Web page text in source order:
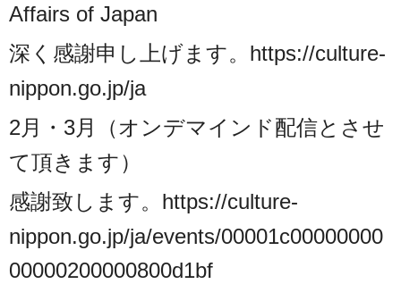
Affairs of Japan
深く感謝申し上げます。https://culture-
nippon.go.jp/ja
2月・3月（オンデマインド配信とさせ
て頂きます）
感謝致します。 https://culture-
nippon.go.jp/ja/events/00001c00000000
00000200000800d1bf